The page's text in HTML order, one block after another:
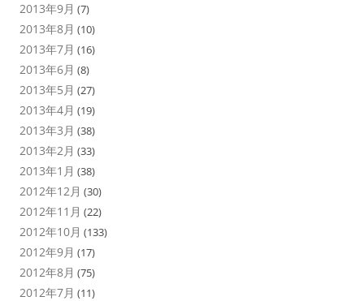
2013年9月 (7)
2013年8月 (10)
2013年7月 (16)
2013年6月 (8)
2013年5月 (27)
2013年4月 (19)
2013年3月 (38)
2013年2月 (33)
2013年1月 (38)
2012年12月 (30)
2012年11月 (22)
2012年10月 (133)
2012年9月 (17)
2012年8月 (75)
2012年7月 (11)